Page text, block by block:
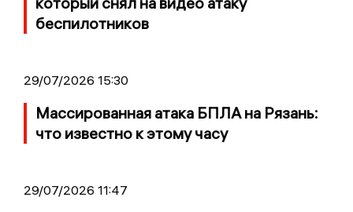
беспилотников
29/07/2026 15:30
Массированная атака БПЛА на Рязань:
что известно к этому часу
29/07/2026 11:47